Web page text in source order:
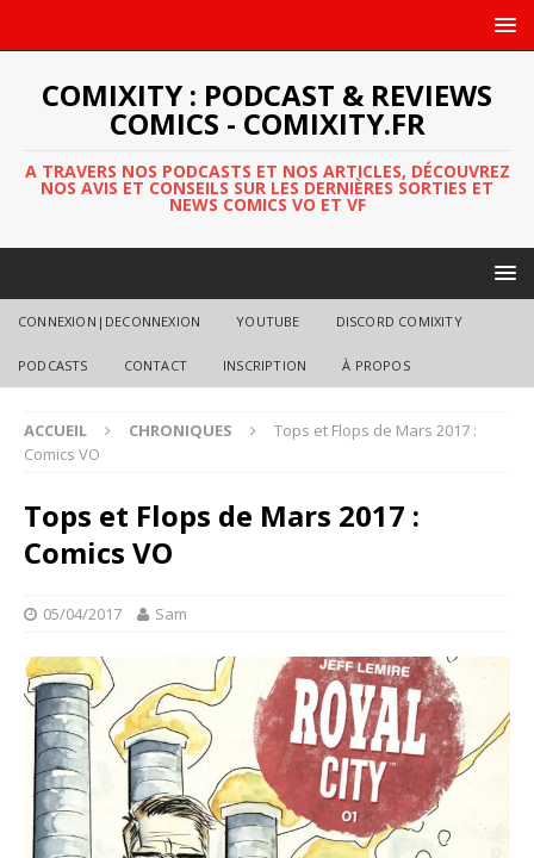
COMIXITY : PODCAST & REVIEWS
COMICS - COMIXITY.FR
A TRAVERS NOS PODCASTS ET NOS ARTICLES, DÉCOUVREZ
NOS AVIS ET CONSEILS SUR LES DERNIÈRES SORTIES ET
NEWS COMICS VO ET VF
CONNEXION|DECONNEXION YOUTUBE DISCORD COMIXITY
PODCASTS CONTACT INSCRIPTION À PROPOS
ACCUEIL CHRONIQUES
Tops et Flops de Mars 2017 :
Comics VO
Tops et Flops de Mars 2017 :
Comics VO
05/04/2017 Sam